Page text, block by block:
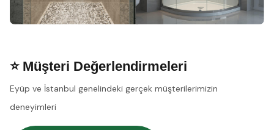
⭐ Müşteri Değerlendirmeleri
Eyüp ve İstanbul genelindeki gerçek müşterilerimizin
deneyimleri